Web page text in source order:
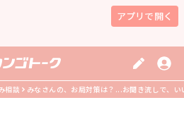
アプリで開く
相談 みなさんの、お局対策は？...お聞き流しで、